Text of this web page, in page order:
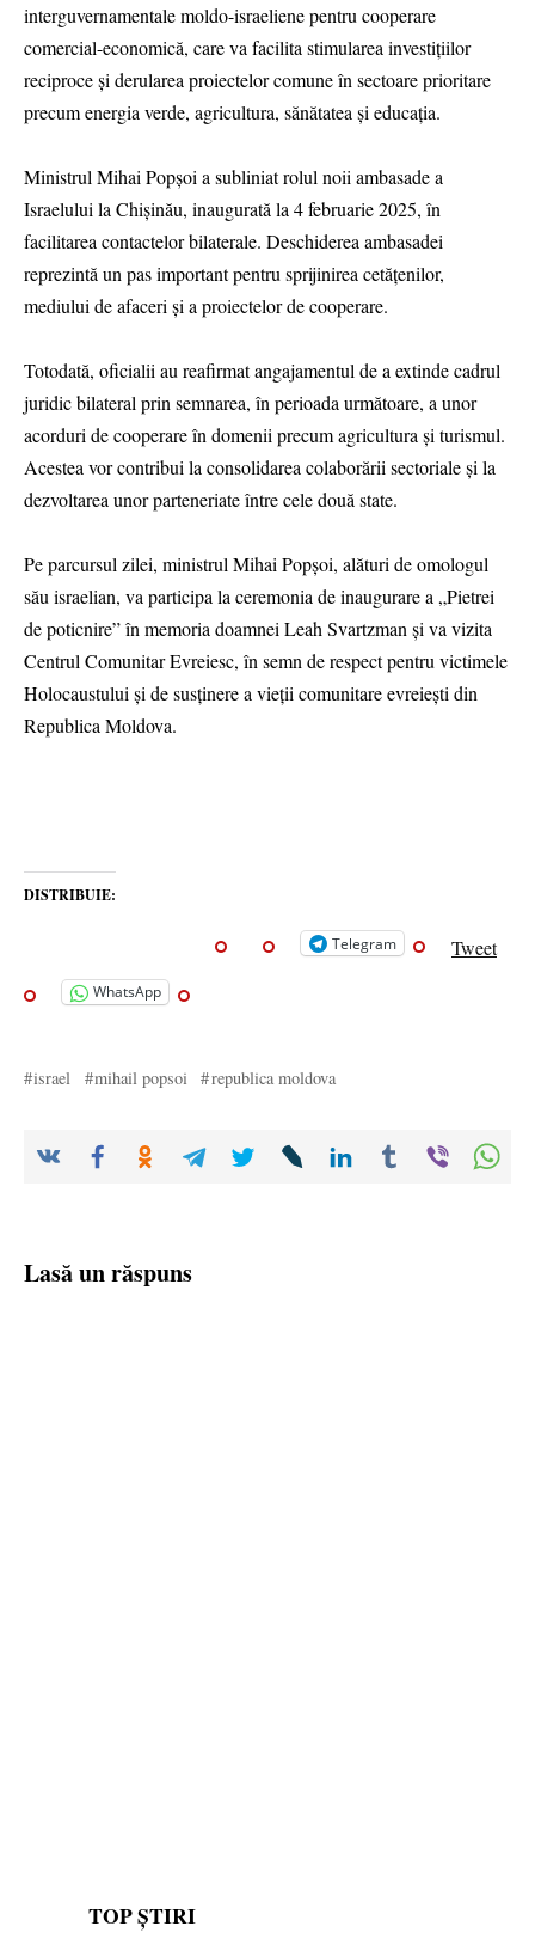
interguvernamentale moldo-israeliene pentru cooperare
comercial-economică, care va facilita stimularea investițiilor
reciproce și derularea proiectelor comune în sectoare prioritare
precum energia verde, agricultura, sănătatea și educația.
Ministrul Mihai Popșoi a subliniat rolul noii ambasade a
Israelului la Chișinău, inaugurată la 4 februarie 2025, în
facilitarea contactelor bilaterale. Deschiderea ambasadei
reprezintă un pas important pentru sprijinirea cetățenilor,
mediului de afaceri și a proiectelor de cooperare.
Totodată, oficialii au reafirmat angajamentul de a extinde cadrul
juridic bilateral prin semnarea, în perioada următoare, a unor
acorduri de cooperare în domenii precum agricultura și turismul.
Acestea vor contribui la consolidarea colaborării sectoriale și la
dezvoltarea unor parteneriate între cele două state.
Pe parcursul zilei, ministrul Mihai Popșoi, alături de omologul
său israelian, va participa la ceremonia de inaugurare a „Pietrei
de poticnire” în memoria doamnei Leah Svartzman și va vizita
Centrul Comunitar Evreiesc, în semn de respect pentru victimele
Holocaustului și de susținere a vieții comunitare evreiești din
Republica Moldova.
DISTRIBUIE:
Telegram Tweet
WhatsApp
israel mihail popsoi republica moldova
Lasă un răspuns
TOP ȘTIRI